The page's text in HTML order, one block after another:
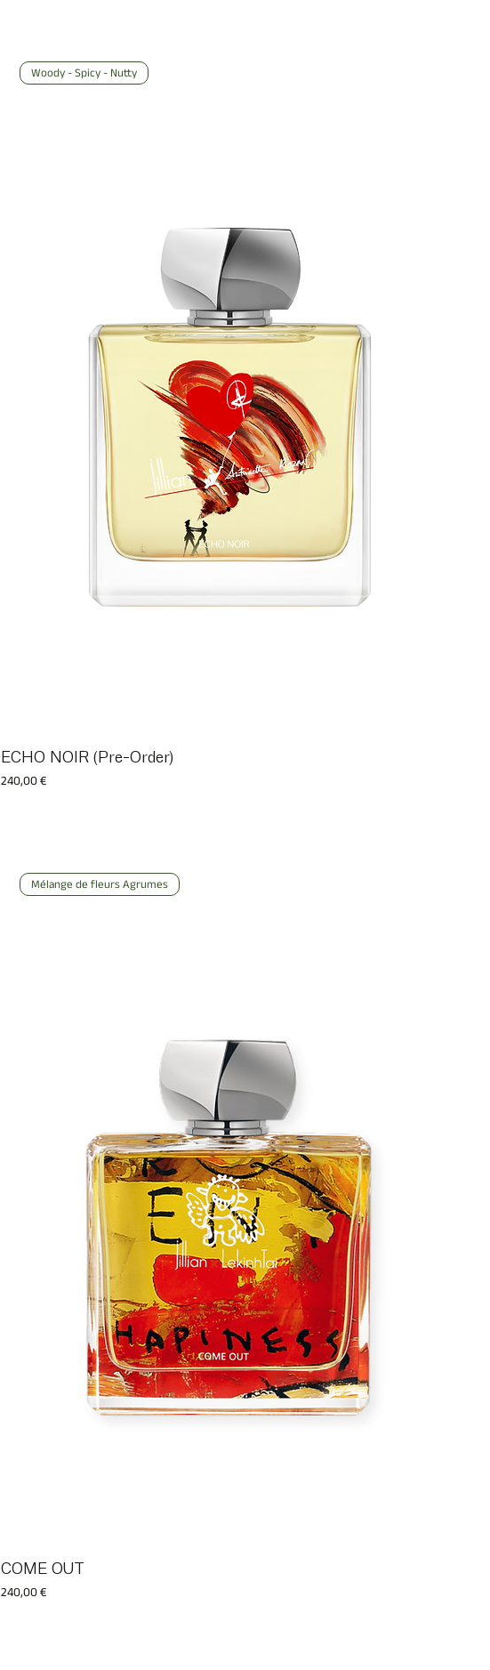
Woody - Spicy - Nutty
ECHO NOIR (Pre-Order)
Prix
240,00 €
Mélange de fleurs Agrumes
COME OUT
Prix
240,00 €